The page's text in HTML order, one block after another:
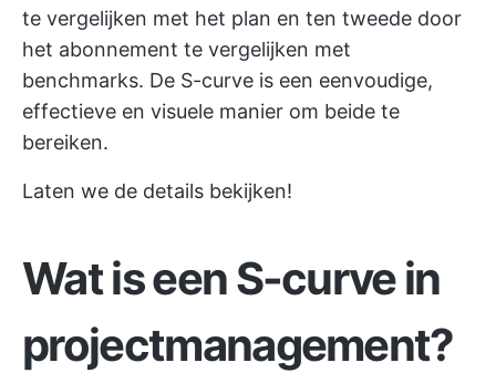
te vergelijken met het plan en ten tweede door
het abonnement te vergelijken met
benchmarks. De S-curve is een eenvoudige,
effectieve en visuele manier om beide te
bereiken.
Laten we de details bekijken!
Wat is een S-curve in
projectmanagement?